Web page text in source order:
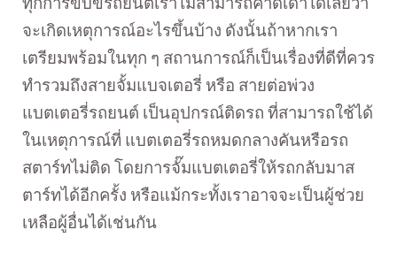
จะเกิดเหตุการณ์อะไรขึ้นบ้าง ดังนั้นถ้าหากเรา
เตรียมพร้อมในทุก ๆ สถานการณ์ก็เป็นเรื่องที่ดีที่ควร
ทำรวมถึงสายจั้มแบจเตอรี่ หรือ สายต่อพ่วง
แบตเตอรี่รถยนต์ เป็นอุปกรณ์ติดรถ ที่สามารถใช้ได้
ในเหตุการณ์ที่ แบตเตอรี่รถหมดกลางคันหรือรถ
สตาร์ทไม่ติด โดยการจั๊มแบตเตอรี่ให้รถกลับมาส
ตาร์ทได้อีกครั้ง หรือแม้กระทั้งเราอาจจะเป็นผู้ช่วย
เหลือผู้อื่นได้เช่นกัน